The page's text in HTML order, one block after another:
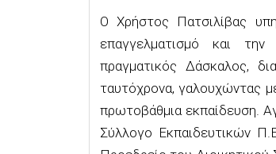
Ο Χρήστος Πατσιλίβας
επαγγελματισμό και
πραγματικός Δάσκαλος,
ταυτόχρονα, γαλουχώντας
πρωτοβάθμια εκπαίδευση.
Σύλλογο Εκπαιδευτικών